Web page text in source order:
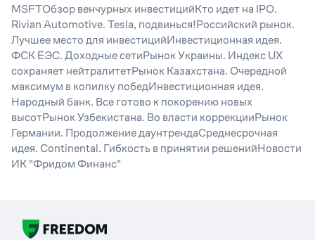
MSFTОбзор венчурных инвестицийКто идет на IPO.
Rivian Automotive. Tesla, подвинься!Российский рынок.
Лучшее место для инвестицийИнвестиционная идея.
ФСК ЕЭС. Доходные сетиРынок Украины. Индекс UX
сохраняет нейтралитетРынок Казахстана. Очередной
максимум в копилку победИнвестиционная идея.
Народный банк. Все готово к покорению новых
высотРынок Узбекистана. Во власти коррекцииРынок
Германии. Продолжение даунтрендаСреднесрочная
идея. Continental. Гибкость в принятии решенийНовости
ИК "Фридом Финанс"